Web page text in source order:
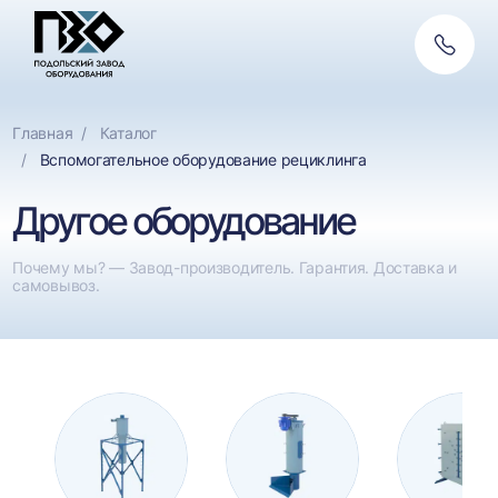
связь
Главная
Каталог
Вспомогательное оборудование рециклинга
Другое оборудование
Почему мы? — Завод-производитель. Гарантия. Доставка и
самовывоз.